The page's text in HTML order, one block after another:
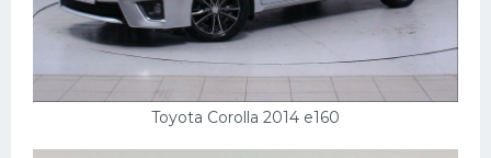
Toyota Corolla 2014 e160